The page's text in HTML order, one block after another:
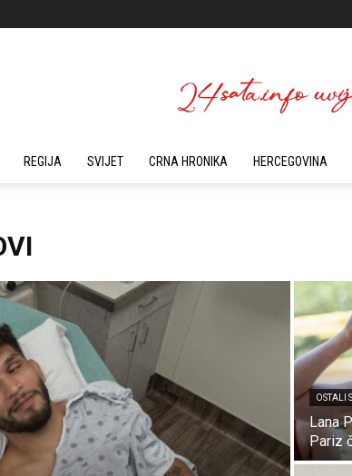
REGIJA SVIJET CRNA HRONIKA HERCEGOVINA
OSTALI
Lana
Pariz